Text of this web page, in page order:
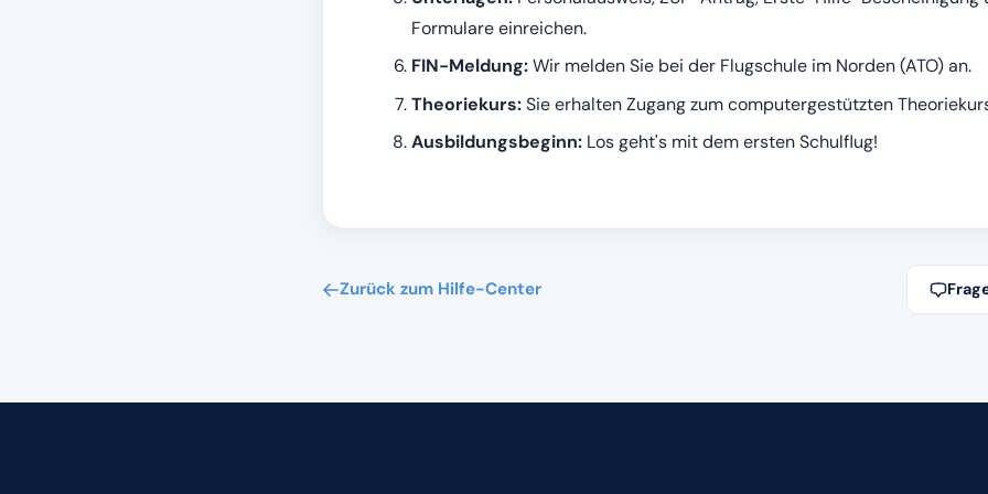
Formulare einreichen.
FIN-Meldung:Wir melden Sie bei der Flugschule im Norden (ATO) an.
Theoriekurs:Sie erhalten Zugang zum computergestützten
Ausbildungsbeginn: Los geht's mit dem ersten Schulflug!
Zurück zum Hilfe-Center